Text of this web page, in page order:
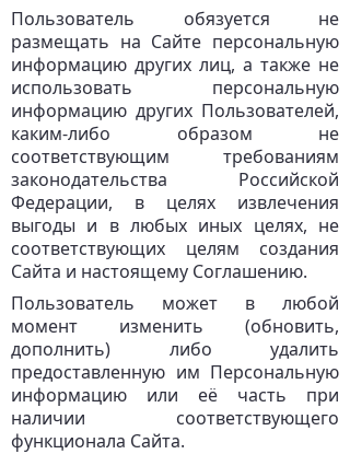
Пользователь обязуется не
размещать на Сайте персональную
информацию других лиц, а также не
использовать персональную
информацию других Пользователей,
каким-либо образом не
соответствующим требованиям
законодательства Российской
Федерации, в целях извлечения
выгоды и в любых иных целях, не
соответствующих целям создания
Сайта и настоящему Соглашению.
Пользователь может в любой
момент изменить (обновить,
дополнить) либо удалить
предоставленную им Персональную
информацию или её часть при
наличии соответствующего
функционала Сайта.